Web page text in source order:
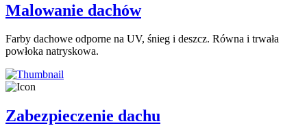
Malowanie dachów
Farby dachowe odporne na UV, śnieg i deszcz. Równa i trwała
powłoka natryskowa.
Zabezpieczenie dachu